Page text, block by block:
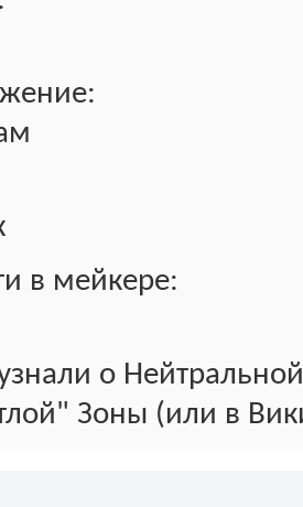
в мейкере:
о
Зоны (или в